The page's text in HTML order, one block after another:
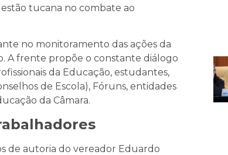
tucana no combate ao
no monitoramento das ações da
A frente propõe o constante diálogo
da Educação, estudantes,
de Escola), Fóruns, entidades
da Câmara.
de autoria do vereador Eduardo